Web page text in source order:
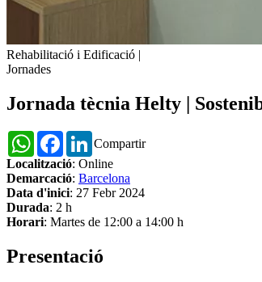
Rehabilitació i Edificació |
Jornades
Jornada tècnia Helty |
Compartir
WhatsAppFacebookLinkedIn
Localització: Online
Demarcació: Barcelona
Data d'inici: 27 Febr 2024
Durada: 2 h
Horari: Martes de 12:00 a 14:00 h
Presentació